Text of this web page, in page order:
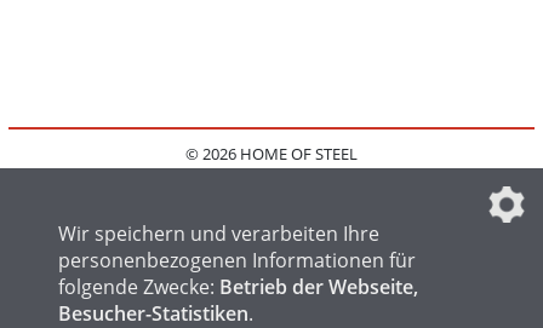
© 2026 HOME OF STEEL
IMPRESSUM
FAQ
DATENSCHUTZEINSTELLUNGEN
Wir speichern und verarbeiten Ihre
personenbezogenen Informationen für
folgende Zwecke: Betrieb der Webseite,
Besucher-Statistiken.